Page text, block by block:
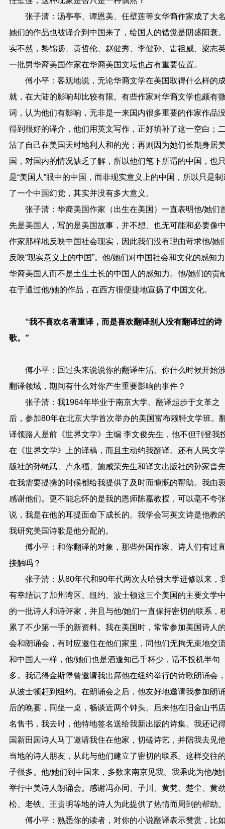
张子清：汤亭亭、谭恩美、任壁莲等女华裔作家成了大
她们的作品也被译介到中国来了，给国人的错觉是阴盛阳衰
实不然，黎锦扬、黄哲伦、赵健秀、李健孙、雷祖威、梁志
一批男华裔美国作家在华裔美国文坛也占有重要位置。
傅小平：客观地说，无论华裔文学在美国取得什么样的
就，在大陆的影响却比较有限。有些作家对华裔文学也颇有
词，认为他们有影响，无非是一来国内很多重要的作家作品
得到很好的译介，他们用英文写作，正好填补了这一空白；
沾了自己在美国天时地利人和的光；再则因为她们长期身居
国，对国内的情况缺乏了解，所以他们笔下所谓的中国，也
是“美国人”眼中的中国，而非现实意义上的中国，所以只是制
了一个中国幻觉，其实并没有多大意义。
张子清：华裔美国作家（出生在美国）一直表明他/她们
先是美国人，写的是美国故事，并不想、也无可能和必要像
作家那样地反映中国社会现实，因此我们没有理由苛求他/她
反映“现实意义上的中国”。他/她们对中国社会和文化的感知
华裔美国人而不是土生土长的中国人的感知力。他/她们的贡
在于通过他/她的作品，在西方很便捷地宣扬了中国文化。
“我不喜欢名著重译，而是喜欢翻译别人没有翻译过的诗
歌。”
傅小平：回过头来说说你的翻译生活。你什么时候开始
翻译领域，期间有什么对你产生重要影响的事件？
张子清：我1964年毕业于南京大学。翻译起步于文革之
后，参加80年在北京大学首次举办的美国富布赖特文学班。
译领路人是前《世界文学》主编 李文俊先生，他不但刊登我
在《世界文学》上的译稿，而且主动约我翻译。还有人民文
版社的孙绳武、卢永福、施咸荣先生和译文出版社的孙家晋
在我需要提携的时候都给我提供了及时而慷慨的帮助。我由
感谢他们。更不能忘怀的是我的恩师陈嘉教授，可以毫不夸
说，我是在他的耳提面命下成长的。我学会写英文诗是他教
我研究美国诗歌是他分配的。
傅小平：和你翻译的对象，那些外国作家、诗人们有过
接触吗？
张子清：从80年代和90年代两次去哈佛大学进修以来，
有幸结识了加州湾区、纽约、波士顿这三个美国的主要文学
的一批诗人和诗评家，并且与他/她们一直保持密切的联系，
累了不少第一手的新资料。我在美国时，常常参加美国诗人
会和朗诵会，有时应邀住在他们家里，同他们无拘无束地交
和中国人一样，他/她们也是酒逢知己千杯少，话不投机半句
多。我记得金斯堡曾邀请我出席他在纽约举行的诗歌朗诵会
从波士顿赶到纽约。在朗诵会之后，他友好地邀请我参加朗
后的晚宴，同坐一桌，畅谈近两个钟头。后来他在旧金山书
名售书，我去时，他特地签名送给我新出版的诗集。我还记
国新田园诗人马丁邀请我住在他家，切磋诗艺，并陪我去见
当地的诗人朋友，从此与他们建立了密切的联系。这样交往
子很多。他/她们到中国来，多数来南京见我。我乘此为他/她
举行中美诗人朗诵会。感谢冯亦同、子川、黄梵、楚尘、黄
松、老铁、王贵明等地的诗人为此提供了热情而周到的帮助
傅小平：熟悉你的读者，对你的小说翻译表示赞赏，比